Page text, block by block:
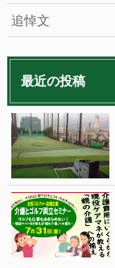
追悼文
最近の投稿